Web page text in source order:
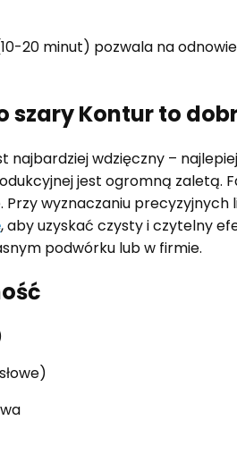
20 minut) pozwala na
szary Kontur to
wdzięczny –
jest ogromną zaletą.
wyznaczaniu
, aby uzyskać czysty i czytelny
podwórku lub w firmie.